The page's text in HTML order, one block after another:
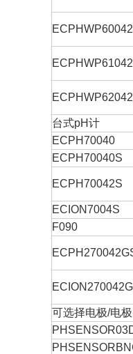
台式pH计
ECPH70040
ECPH70040S
ECPH70042S
ECION7004S
F090
可选择电极/电